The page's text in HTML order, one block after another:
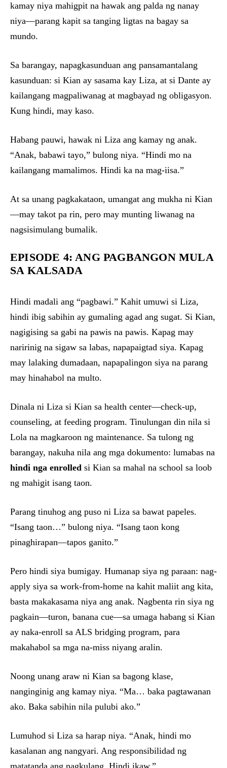
kamay niya mahigpit na hawak ang palda ng nanay
niya—parang kapit sa tanging ligtas na bagay sa
mundo.
Sa barangay, napagkasunduan ang pansamantalang
kasunduan: si Kian ay sasama kay Liza, at si Dante ay
kailangang magpaliwanag at magbayad ng obligasyon.
Kung hindi, may kaso.
Habang pauwi, hawak ni Liza ang kamay ng anak.
“Anak, babawi tayo,” bulong niya. “Hindi mo na
kailangang mamalimos. Hindi ka na mag-iisa.”
At sa unang pagkakataon, umangat ang mukha ni Kian
—may takot pa rin, pero may munting liwanag na
nagsisimulang bumalik.
EPISODE 4: ANG PAGBANGON MULA
SA KALSADA
Hindi madali ang “pagbawi.” Kahit umuwi si Liza,
hindi ibig sabihin ay gumaling agad ang sugat. Si Kian,
nagigising sa gabi na pawis na pawis. Kapag may
naririnig na sigaw sa labas, napapaigtad siya. Kapag
may lalaking dumadaan, napapalingon siya na parang
may hinahabol na multo.
Dinala ni Liza si Kian sa health center—check-up,
counseling, at feeding program. Tinulungan din nila si
Lola na magkaroon ng maintenance. Sa tulong ng
barangay, nakuha nila ang mga dokumento: lumabas na
hindi nga enrolled si Kian sa mahal na school sa loob
ng mahigit isang taon.
Parang tinuhog ang puso ni Liza sa bawat papeles.
“Isang taon…” bulong niya. “Isang taon kong
pinaghirapan—tapos ganito.”
Pero hindi siya bumigay. Humanap siya ng paraan: nag-
apply siya sa work-from-home na kahit maliit ang kita,
basta makakasama niya ang anak. Nagbenta rin siya ng
pagkain—turon, banana cue—sa umaga habang si Kian
ay naka-enroll sa ALS bridging program, para
makahabol sa mga na-miss niyang aralin.
Noong unang araw ni Kian sa bagong klase,
nanginginig ang kamay niya. “Ma… baka pagtawanan
ako. Baka sabihin nila pulubi ako.”
Lumuhod si Liza sa harap niya. “Anak, hindi mo
kasalanan ang nangyari. Ang responsibilidad ng
matatanda ang nagkulang. Hindi ikaw.”